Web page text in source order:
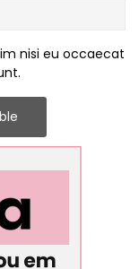
nisi eu occaecat